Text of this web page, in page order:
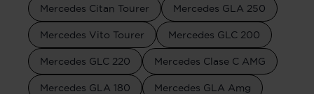
Mercedes Citan Tourer Mercedes GLA 250
Mercedes Vito Tourer Mercedes GLC 200
Mercedes GLC 220 Mercedes Clase C AMG
Mercedes GLA 180 Mercedes GLA Amg